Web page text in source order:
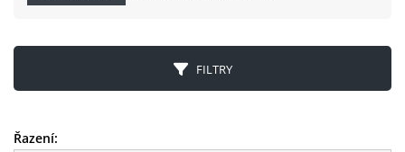
FILTRY
Řazení: